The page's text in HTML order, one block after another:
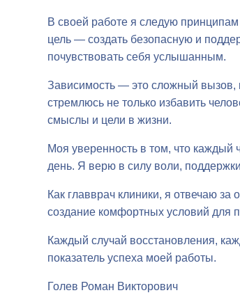
В своей работе я следую
цель — создать безопасную и
почувствовать себя услышанным.
Зависимость — это сложный вызов,
стремлюсь не только избавить
смыслы и цели в жизни.
Моя уверенность в том, что каждый
день. Я верю в силу воли,
Как главврач клиники, я отвечаю
создание комфортных условий для
Каждый случай восстановления,
показатель успеха моей работы.
Голев Роман Викторович